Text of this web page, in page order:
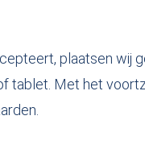
plaatsen wij
tablet. Met het